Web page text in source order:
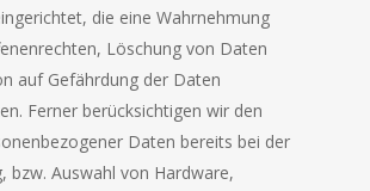
die eine Wahrnehmung
Löschung von Daten
auf Gefährdung der Daten
Ferner berücksichtigen wir den
Daten bereits bei der
bzw. Auswahl von Hardware,